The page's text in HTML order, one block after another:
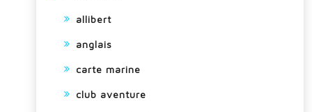
allibert
anglais
carte marine
club aventure